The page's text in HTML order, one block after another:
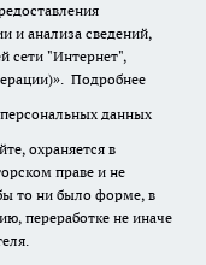
и анализа сведений,
сети "Интернет",
Подробнее
данных
охраняется в
праве и не
то ни было форме, в
переработке не иначе